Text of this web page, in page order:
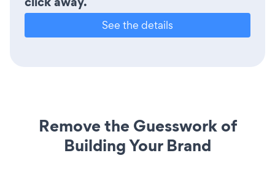
See the details
Remove the Guesswork of
Building Your Brand